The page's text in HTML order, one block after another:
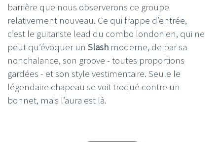
barrière que nous observerons ce groupe
relativement nouveau. Ce qui frappe d’entrée,
c’est le guitariste lead du combo londonien, qui ne
peut qu’évoquer un Slash moderne, de par sa
nonchalance, son groove - toutes proportions
gardées - et son style vestimentaire. Seule le
légendaire chapeau se voit troqué contre un
bonnet, mais l’aura est là.